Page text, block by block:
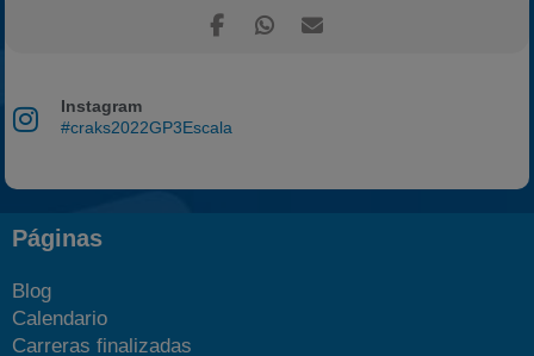
Instagram
#craks2022GP3Escala
Páginas
Blog
Calendario
Carreras finalizadas